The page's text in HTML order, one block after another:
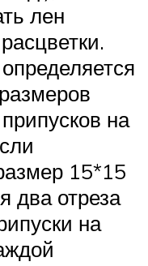
лен
на
15*15
два отреза
на